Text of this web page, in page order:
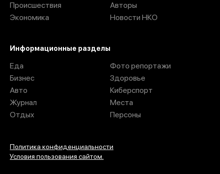
Происшествия
Экономика
Авторы
Новости НКО
Информационные разделы
Еда
Бизнес
Авто
Журнал
Отдых
Фото репортажи
Здоровье
Киберспорт
Места
Персоны
Политика конфиденциальности
Условия пользования сайтом.